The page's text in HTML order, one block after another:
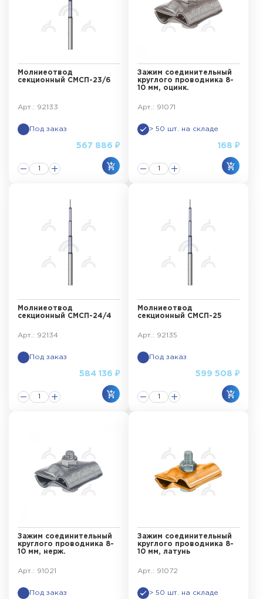
Молниеотвод
секционный СМСП-23/6
Арт.: 92133
Под заказ
567 886 ₽
Зажим соединительный
круглого проводника 8-
10 мм, оцинк.
Арт.: 91071
> 50 шт. на складе
168 ₽
Молниеотвод
секционный СМСП-24/4
Арт.: 92134
Под заказ
584 136 ₽
Молниеотвод
секционный СМСП-25
Арт.: 92135
Под заказ
599 508 ₽
Зажим соединительный
круглого проводника 8-
10 мм, нерж.
Арт.: 91021
Под заказ
Зажим соединительный
круглого проводника 8-
10 мм, латунь
Арт.: 91072
> 50 шт. на складе